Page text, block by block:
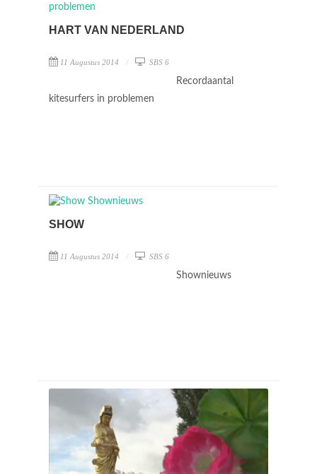
HART VAN NEDERLAND
11 Augustus 2014 SBS 6
Recordaantal
kitesurfers in problemen
SHOW
11 Augustus 2014 SBS 6
Shownieuws